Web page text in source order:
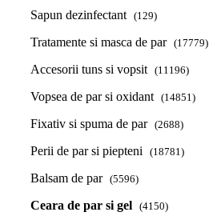
Sapun dezinfectant (129)
Tratamente si masca de par (17779)
Accesorii tuns si vopsit (11196)
Vopsea de par si oxidant (14851)
Fixativ si spuma de par (2688)
Perii de par si piepteni (18781)
Balsam de par (5596)
Ceara de par si gel (4150)